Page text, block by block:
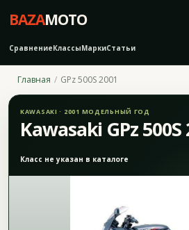
BAZAMOTO
СравнениеКлассыМаркиСтатьи
Главная GPz 500S 2001
KAWASAKI · 2001 МОДЕЛЬНЫЙ ГОД
Kawasaki GPz 500S
Класс не указан в каталоге